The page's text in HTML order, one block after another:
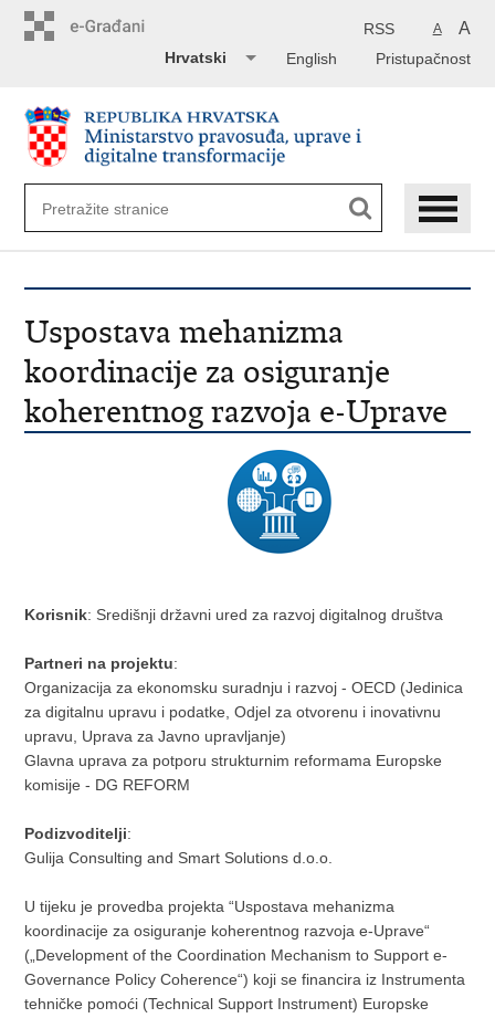
A A
RSS
Pristupačnost
English
Hrvatski
Uspostava mehanizma
koordinacije za osiguranje
koherentnog razvoja e-Uprave
Korisnik: Središnji državni ured za razvoj digitalnog društva
Partneri na projektu:
Organizacija za ekonomsku suradnju i razvoj - OECD (Jedinica
za digitalnu upravu i podatke, Odjel za otvorenu i inovativnu
upravu, Uprava za Javno upravljanje)
Glavna uprava za potporu strukturnim reformama Europske
komisije - DG REFORM
Podizvoditelji:
Gulija Consulting and Smart Solutions d.o.o.
U tijeku je provedba projekta “Uspostava mehanizma
koordinacije za osiguranje koherentnog razvoja e-Uprave“
(„Development of the Coordination Mechanism to Support e-
Governance Policy Coherence“) koji se financira iz Instrumenta
tehničke pomoći (Technical Support Instrument) Europske